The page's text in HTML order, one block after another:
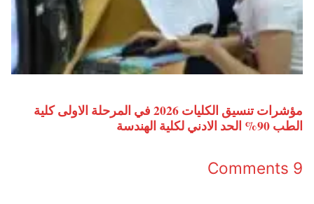
مؤشرات تنسيق الكليات 2026 في المرحلة الاولى كلية
الطب 90% الحد الادني لكلية الهندسة
9 Comments